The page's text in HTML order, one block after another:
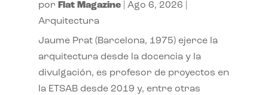
por Flat Magazine| Ago 6, 2026
Arquitectura
Jaume Prat (Barcelona, 1975) ejerce la
arquitectura desde la docencia y la
divulgación, es profesor de proyectos en
la ETSAB desde 2019 y, entre otras